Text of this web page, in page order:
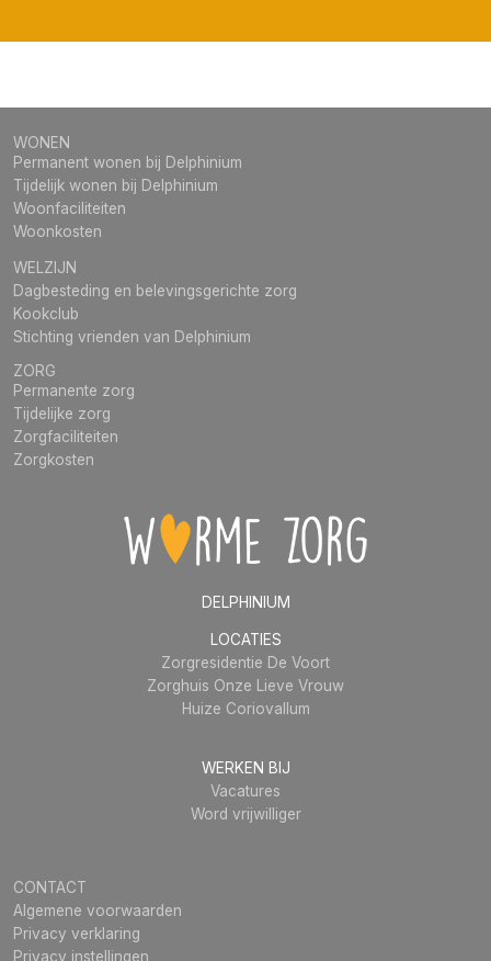
WONEN
Permanent wonen bij Delphinium
Tijdelijk wonen bij Delphinium
Woonfaciliteiten
Woonkosten
WELZIJN
Dagbesteding en belevingsgerichte zorg
Kookclub
Stichting vrienden van Delphinium
ZORG
Permanente zorg
Tijdelijke zorg
Zorgfaciliteiten
Zorgkosten
DELPHINIUM
LOCATIES
Zorgresidentie De Voort
Zorghuis Onze Lieve Vrouw
Huize Coriovallum
WERKEN BIJ
Vacatures
Word vrijwilliger
CONTACT
Algemene voorwaarden
Privacy verklaring
Privacy instellingen